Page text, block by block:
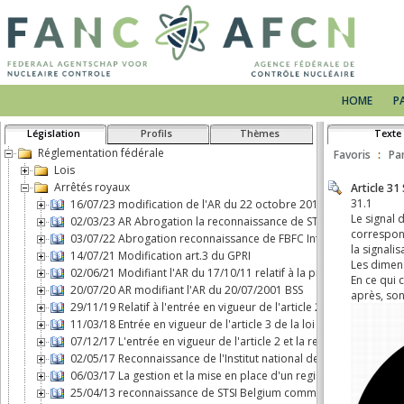
HOME
Législation Profils Thèmes
Réglementation fédérale
Lois
Arrêtés royaux
16/07/23 modification de l'AR du 22 octobre 2017 concernant
02/03/23 AR Abrogation la reconnaissance de STSI Belgium
03/07/22 Abrogation reconnaissance de FBFC International
14/07/21 Modification art.3 du GPRI
02/06/21 Modifiant l'AR du 17/10/11 relatif à la protection
20/07/20 AR modifiant l'AR du 20/07/2001 BSS
29/11/19 Relatif à l'entrée en vigueur de l'article 2, b), de la loi
11/03/18 Entrée en vigueur de l'article 3 de la loi du 7 mai 2017
07/12/17 L'entrée en vigueur de l'article 2 et la responsabilité
02/05/17 Reconnaissance de l'Institut national des
06/03/17 La gestion et la mise en place d'un registre
25/04/13 reconnaissance de STSI Belgium comme transporteur
Favoris